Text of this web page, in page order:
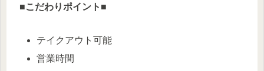
■こだわりポイント ■
テイクアウト可能
営業時間